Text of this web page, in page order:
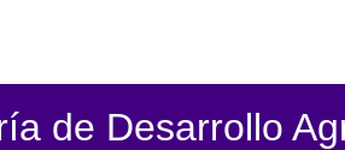
de Desarrollo